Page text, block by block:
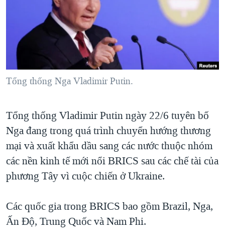
NGƯỜI VIỆT HẢI NGOẠI
ĐỜI SỐNG
KHOA HỌC
SỨC KHOẺ
THỂ THAO
GIÁO DỤC
HÀNH TRÌNH BẦU CỬ 2024
MỘT NĂM CHIẾN TRANH TẠI DẢI GAZA
GIẢI MÃ VÀNH ĐAI & CON ĐƯỜNG
GROUND ZERO – XƯA VÀ NAY
CHI PHÍ CHIẾN TRANH AFGHANISTAN
CÁC GIÁ TRỊ CỘNG HÒA Ở VIỆT NAM
THƯỢNG ĐỈNH TRUMP-KIM TẠI VIỆT NAM
TRỊNH VĨNH BÌNH VS. CHÍNH PHỦ VIỆT NAM
NGƯ DÂN VIỆT VÀ LÀN SÓNG TRỘM HẢI SÂM
BÊN KIA QUỐC LỘ: TIẾNG VỌNG TỪ NÔNG THÔN MỸ
NGHE
Tổng thống Nga Vladimir Putin.
Tổng thống Vladimir Putin ngày 22/6 tuyên bố
Nga đang trong quá trình chuyển hướng thương
mại và xuất khẩu dầu sang các nước thuộc nhóm
các nền kinh tế mới nổi BRICS sau các chế tài của
phương Tây vì cuộc chiến ở Ukraine.
Các quốc gia trong BRICS bao gồm Brazil, Nga,
Ấn Độ, Trung Quốc và Nam Phi.